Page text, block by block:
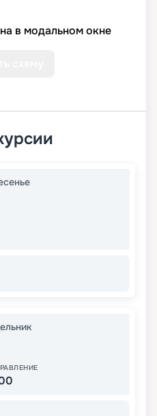
в модальном окне